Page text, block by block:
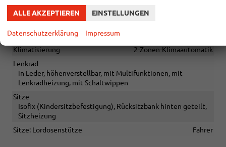
Extras enthalten. Die genaue Ausstattung entnehmen Sie bitte
dem Beschreibungstext
INNEN
Klimatisierung
2-Zonen-Klimaautomatik
Lenkrad
in Leder, höhenverstellbar, mit Multifunktionen, mit
Lenkradheizung, mit Schaltwippen
Sitze
Isofix (Kindersitzbefestigung), Rücksitzbank hinten geteilt,
Sitzheizung
Sitze: Lordosenstütze
Fahrer
ALLE AKZEPTIEREN EINSTELLUNGEN
Datenschutzerklärung Impressum